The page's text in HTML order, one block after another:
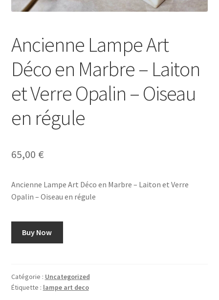
Ancienne Lampe Art
Déco en Marbre – Laiton
et Verre Opalin – Oiseau
en régule
65,00 €
Ancienne Lampe Art Déco en Marbre – Laiton et Verre
Opalin – Oiseau en régule
Buy Now
Catégorie : Uncategorized
Étiquette : lampe art deco